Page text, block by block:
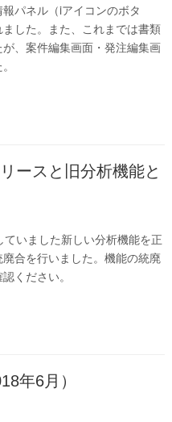
パネル（iアイコンのボタ
した。また、これまでは書類
、案件編集画面・発注編集画
ースと旧分析機能と
いました新しい分析機能を正
合を行いました。機能の統廃
ください。
年6月）